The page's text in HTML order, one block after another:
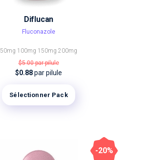
Diflucan
Fluconazole
50mg 100mg 150mg 200mg
$5.00par pilule
$0.88par pilule
Sélectionner Pack
-20%